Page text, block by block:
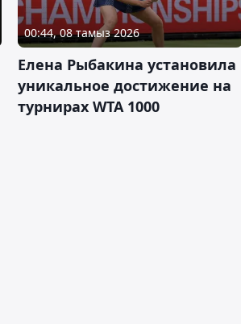
00:44, 08 тамыз 2026
Елена Рыбакина установила
уникальное достижение на
турнирах WTA 1000